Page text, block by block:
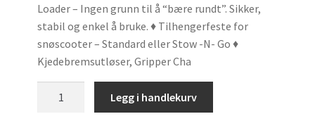
Loader – Ingen grunn til å “bære rundt”. Sikker,
stabil og enkel å bruke. ♦ Tilhengerfeste for
snøscooter – Standard eller Stow -N- Go ♦
Kjedebremsutløser, Gripper Cha
Legg i handlekurv